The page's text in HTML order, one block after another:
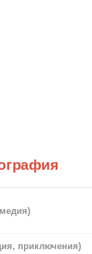
приключения)